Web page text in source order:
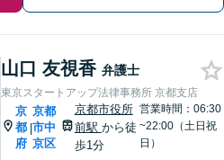
山口 友視香 弁護士
東京スタートアップ法律事務所 京都支店
京
都
府
|
京都
市中
京区
京都市役所
前駅 から徒
歩1分
営業時間：06:30
~22:00（土日祝
日）